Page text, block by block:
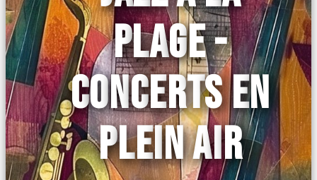
PLAGE -
CONCERTS EN
PLEIN AIR